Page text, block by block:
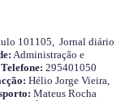
101105, Jornal diário
Administração e
Telefone: 295401050
Hélio Jorge Vieira,
Mateus Rocha